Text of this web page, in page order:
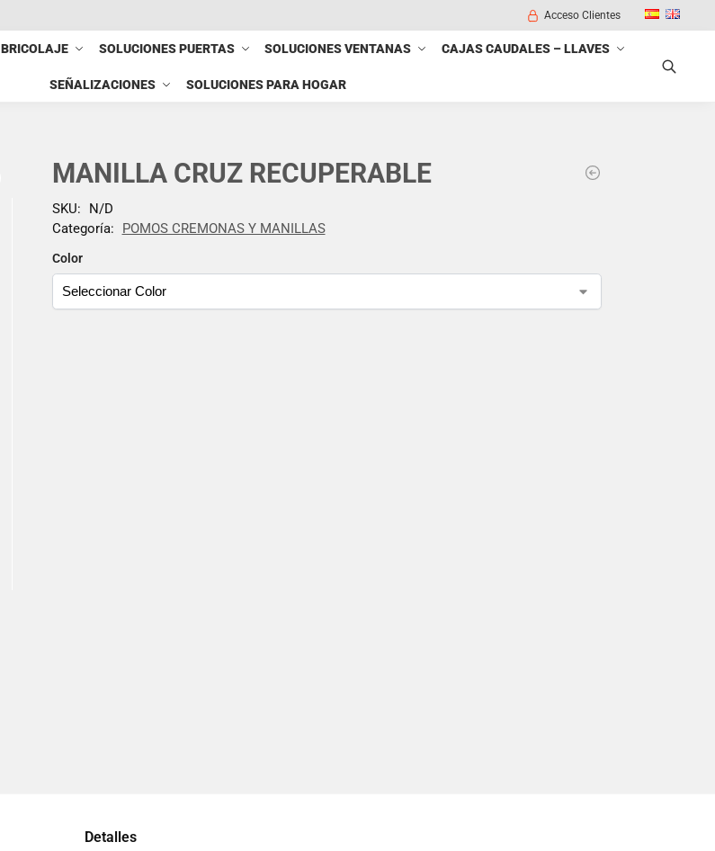
Acceso Clientes
BRICOLAJE SOLUCIONES PUERTAS SOLUCIONES VENTANAS CAJAS CAUDALES – LLAVES
SEÑALIZACIONES SOLUCIONES PARA HOGAR
MANILLA CRUZ RECUPERABLE
Color
SKU:
N/D
Categoría:
POMOS CREMONAS Y MANILLAS
Detalles